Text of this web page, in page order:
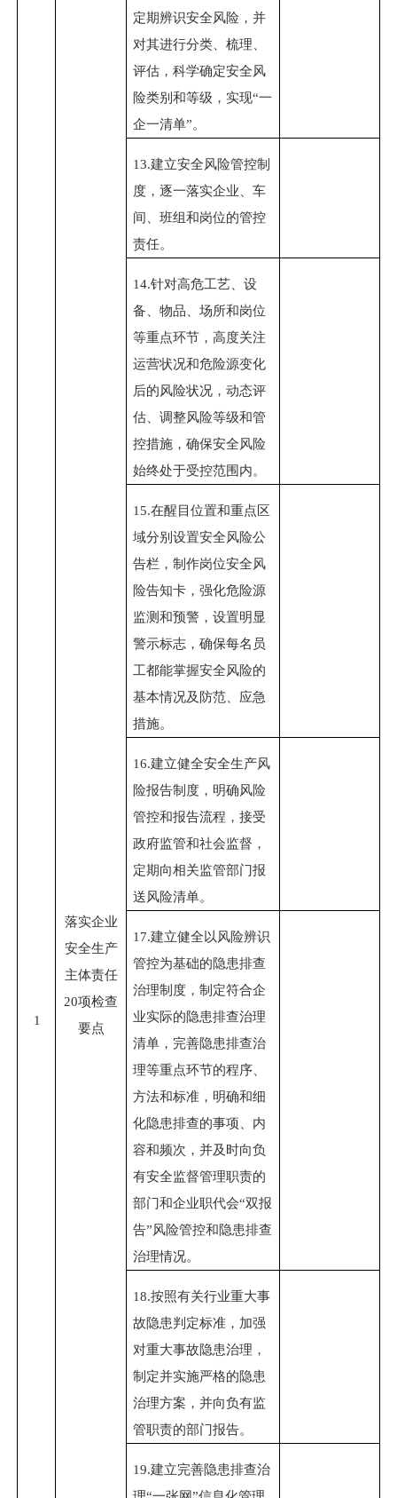
1
落实企业
安全生产
主体责任
20项检查
要点
定期辨识安全风险，并
对其进行分类、梳理、
评估，科学确定安全风
险类别和等级，实现“一
企一清单”。
13.建立安全风险管控制
度，逐一落实企业、车
间、班组和岗位的管控
责任。
14.针对高危工艺、设
备、物品、场所和岗位
等重点环节，高度关注
运营状况和危险源变化
后的风险状况，动态评
估、调整风险等级和管
控措施，确保安全风险
始终处于受控范围内。
15.在醒目位置和重点区
域分别设置安全风险公
告栏，制作岗位安全风
险告知卡，强化危险源
监测和预警，设置明显
警示标志，确保每名员
工都能掌握安全风险的
基本情况及防范、应急
措施。
16.建立健全安全生产风
险报告制度，明确风险
管控和报告流程，接受
政府监管和社会监督，
定期向相关监管部门报
送风险清单。
17.建立健全以风险辨识
管控为基础的隐患排查
治理制度，制定符合企
业实际的隐患排查治理
清单，完善隐患排查治
理等重点环节的程序、
方法和标准，明确和细
化隐患排查的事项、内
容和频次，并及时向负
有安全监督管理职责的
部门和企业职代会“双报
告”风险管控和隐患排查
治理情况。
18.按照有关行业重大事
故隐患判定标准，加强
对重大事故隐患治理，
制定并实施严格的隐患
治理方案，并向负有监
管职责的部门报告。
19.建立完善隐患排查治